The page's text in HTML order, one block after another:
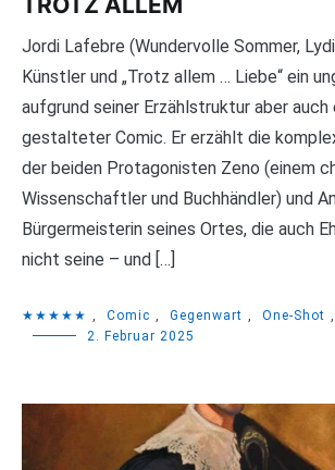
Jordi Lafebre (Wundervolle Sommer,
Künstler und „Trotz allem … Liebe“ ein
aufgrund seiner Erzählstruktur aber
gestalteter Comic. Er erzählt die
der beiden Protagonisten Zeno (einem
Wissenschaftler und Buchhändler) und
Bürgermeisterin seines Ortes, die auch
nicht seine – und […]
★★★★★ , Comic , Gegenwart , One-Shot ,
2. Februar 2025